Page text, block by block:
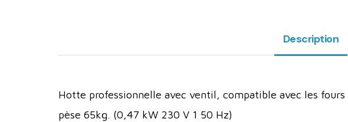
Description
Hotte professionnelle avec ventil, compatible avec les fours
pèse 65kg. (0,47 kW 230 V 1 50 Hz)